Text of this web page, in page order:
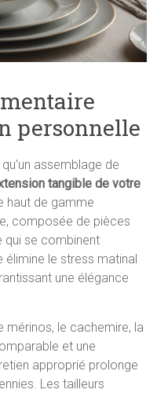
personnelle
assemblage de
tangible de votre
haut de gamme
composée de pièces
qui se combinent
le stress matinal
une élégance
mérinos, le cachemire, la
et une
approprié prolonge
Les tailleurs